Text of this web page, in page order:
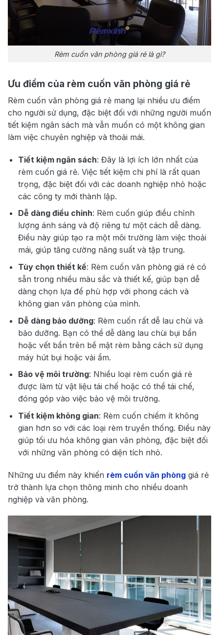
Rèm cuốn văn phòng giá rẻ là gì?
Ưu điểm của rèm cuốn văn phòng giá rẻ
Rèm cuốn văn phòng giá rẻ mang lại nhiều ưu điểm
cho người sử dụng, đặc biệt đối với những người muốn
tiết kiệm ngân sách mà vẫn muốn có một không gian
làm việc chuyên nghiệp và thoải mái.
Tiết kiệm ngân sách: Đây là lợi ích lớn nhất của
rèm cuốn giá rẻ. Việc tiết kiệm chi phí là rất quan
trọng, đặc biệt đối với các doanh nghiệp nhỏ hoặc
các công ty mới thành lập.
Dễ dàng điều chỉnh: Rèm cuốn giúp điều chỉnh
lượng ánh sáng và độ riêng tư một cách dễ dàng.
Điều này giúp tạo ra một môi trường làm việc thoải
mái, giúp tăng cường năng suất và tập trung.
Tùy chọn thiết kế: Rèm cuốn văn phòng giá rẻ có
sẵn trong nhiều màu sắc và thiết kế, giúp bạn dễ
dàng chọn lựa để phù hợp với phong cách và
không gian văn phòng của mình.
Dễ dàng bảo dưỡng: Rèm cuốn rất dễ lau chùi và
bảo dưỡng. Bạn có thể dễ dàng lau chùi bụi bẩn
hoặc vết bẩn trên bề mặt rèm bằng cách sử dụng
máy hút bụi hoặc vải ẩm.
Bảo vệ môi trường: Nhiều loại rèm cuốn giá rẻ
được làm từ vật liệu tái chế hoặc có thể tái chế,
đóng góp vào việc bảo vệ môi trường.
Tiết kiệm không gian: Rèm cuốn chiếm ít không
gian hơn so với các loại rèm truyền thống. Điều này
giúp tối ưu hóa không gian văn phòng, đặc biệt đối
với những văn phòng có diện tích nhỏ.
Những ưu điểm này khiến rèm cuốn văn phòng giá rẻ
trở thành lựa chọn thông minh cho nhiều doanh
nghiệp và văn phòng.